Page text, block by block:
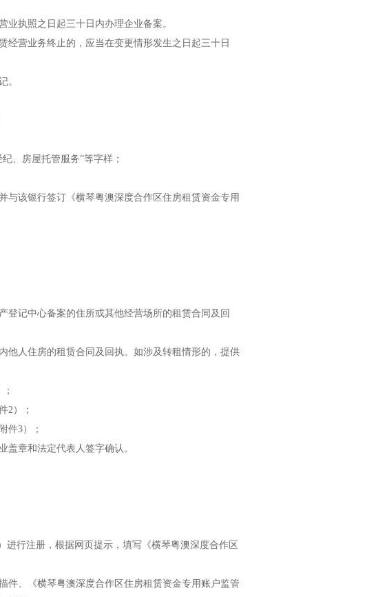
执照之日起三十日内办理企业备案。
营业务终止的，应当在变更情形发生之日起三十日
。
、房屋托管服务”等字样；
该银行签订《横琴粤澳深度合作区住房租赁资金专用
记中心备案的住所或其他经营场所的租赁合同及回
人住房的租赁合同及回执。如涉及转租情形的，提供
2）；
件3）；
章和法定代表人签字确认。
行注册，根据网页提示，填写《横琴粤澳深度合作区
、《横琴粤澳深度合作区住房租赁资金专用账户监管